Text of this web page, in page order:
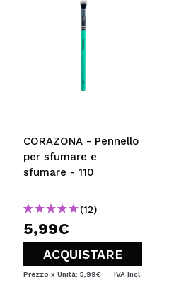
CORAZONA - Pennello
per sfumare e
sfumare - 110
(12)
5,99€
ACQUISTARE
Prezzo x Unità: 5,99€ IVA Incl.